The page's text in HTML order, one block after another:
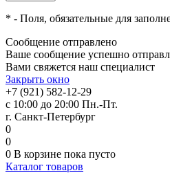
* - Поля, обязательные для
Сообщение отправлено
Ваше сообщение успешно
Вами свяжется наш специалист
Закрыть окно
+7 (921) 582-12-29
с 10:00 до 20:00 Пн.-Пт.
г. Санкт-Петербург
0
0
0 В корзине пока пусто
Каталог товаров